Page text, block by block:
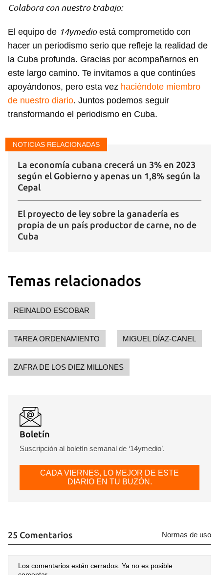
iniciar sesión con tu cuenta de 14ymedio.
INICIAR SESIÓN CANCELAR
Colabora con nuestro trabajo:
El equipo de 14ymedioestá comprometido con
hacer un periodismo serio que refleje la realidad de
la Cuba profunda. Gracias por acompañarnos en
este largo camino. Te invitamos a que continúes
apoyándonos, pero esta vez haciéndote miembro
de nuestro diario. Juntos podemos seguir
transformando el periodismo en Cuba.
NOTICIAS RELACIONADAS
La economía cubana crecerá un 3% en 2023
según el Gobierno y apenas un 1,8% según la
Cepal
El proyecto de ley sobre la ganadería es
propia de un país productor de carne, no de
Cuba
Temas relacionados
REINALDO ESCOBAR
TAREA ORDENAMIENTO MIGUEL DÍAZ-CANEL
ZAFRA DE LOS DIEZ MILLONES
Boletín
Suscripción al boletín semanal de ‘14ymedio’.
CADA VIERNES, LO MEJOR DE ESTE
DIARIO EN TU BUZÓN.
25 Comentarios Normas de uso
Los comentarios están cerrados. Ya no es posible